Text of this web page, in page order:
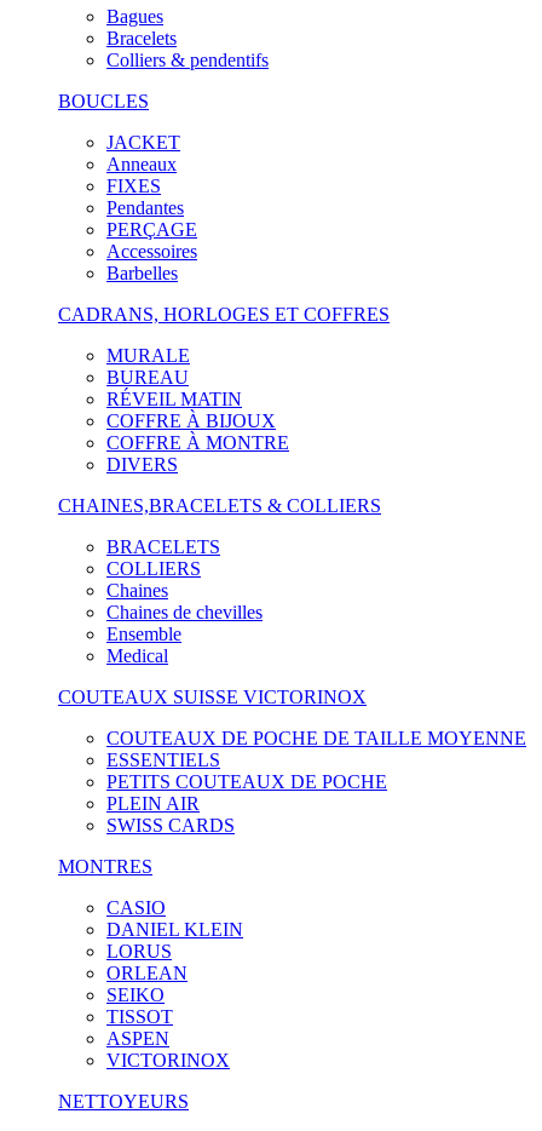
Bagues
Bracelets
Colliers & pendentifs
BOUCLES
JACKET
Anneaux
FIXES
Pendantes
PERÇAGE
Accessoires
Barbelles
CADRANS, HORLOGES ET COFFRES
MURALE
BUREAU
RÉVEIL MATIN
COFFRE À BIJOUX
COFFRE À MONTRE
DIVERS
CHAINES,BRACELETS & COLLIERS
BRACELETS
COLLIERS
Chaines
Chaines de chevilles
Ensemble
Medical
COUTEAUX SUISSE VICTORINOX
COUTEAUX DE POCHE DE TAILLE MOYENNE
ESSENTIELS
PETITS COUTEAUX DE POCHE
PLEIN AIR
SWISS CARDS
MONTRES
CASIO
DANIEL KLEIN
LORUS
ORLEAN
SEIKO
TISSOT
ASPEN
VICTORINOX
NETTOYEURS